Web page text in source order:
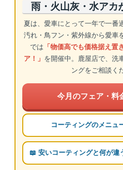
雨・火山灰・水アカ
夏は、愛車にとって一年で一番
汚れ・鳥フン・紫外線から愛車
では 「物価高でも価格据え置
ア！」 を開催中。鹿屋店で、洗
ングをご相談く
今月のフェア・料
コーティングのメニュ
📖 安いコーティングと何が違